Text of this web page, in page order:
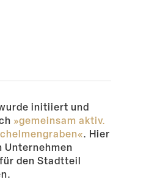
initiiert und
»gemeinsam aktiv.
. Hier
Unter­nehmen
den Stadtteil